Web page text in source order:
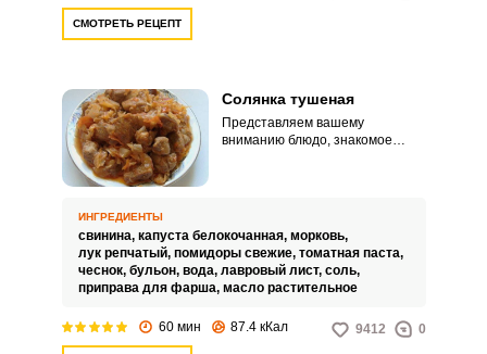
СМОТРЕТЬ РЕЦЕПТ
Солянка тушеная
Представляем вашему
вниманию блюдо, знакомое
приготовлении, а также
беспроигрышное сочетание
основного ингредиента,
капусты, с мясом, морковью и
ИНГРЕДИЕНТЫ
свинина, капуста белокочанная, морковь,
лук репчатый, помидоры свежие, томатная паста,
чеснок, бульон, вода, лавровый лист, соль,
приправа для фарша, масло растительное
60 мин 87.4 кКал 9412 0